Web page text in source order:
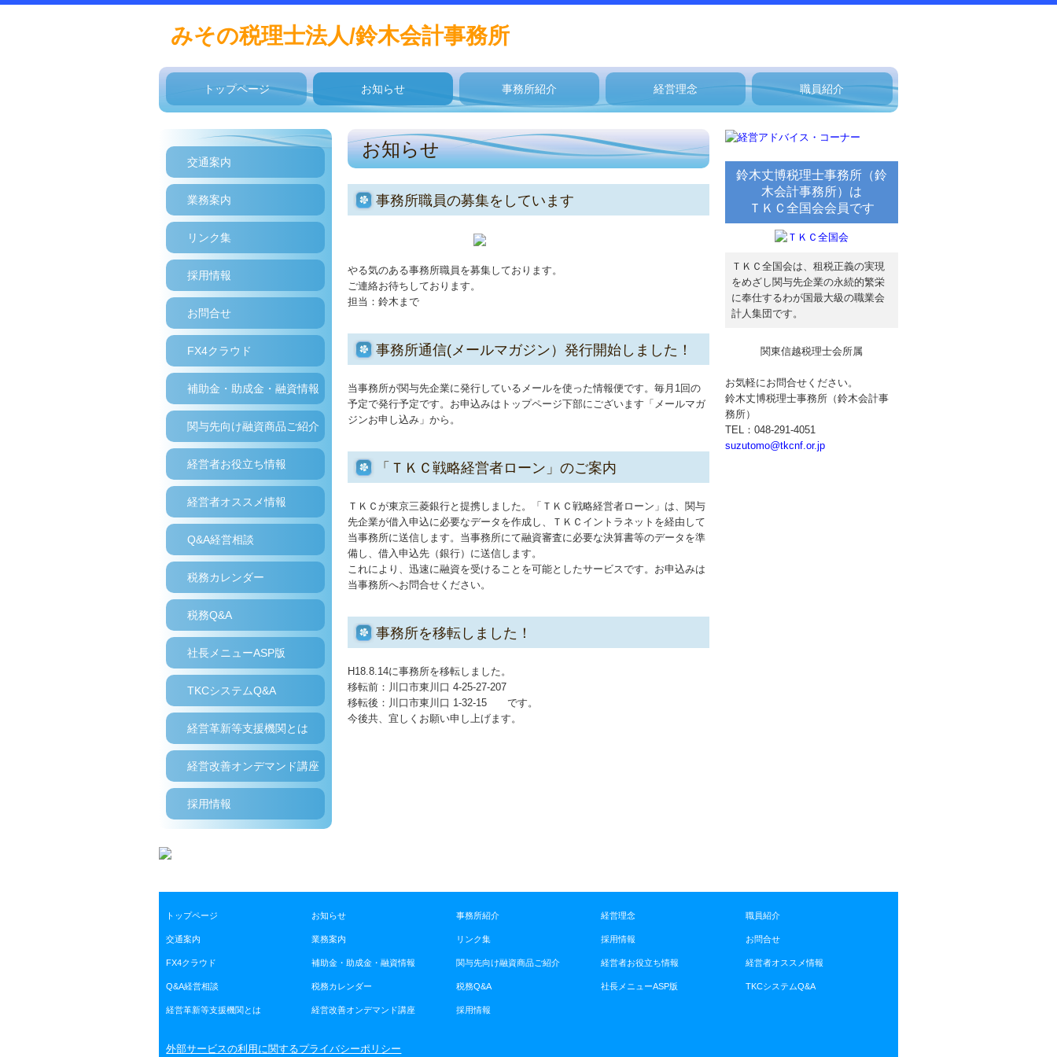
みその税理士法人/鈴木会計事務所
トップページ お知らせ 事務所紹介 経営理念 職員紹介
交通案内
業務案内
リンク集
採用情報
お問合せ
FX4クラウド
補助金・助成金・融資情報
関与先向け融資商品ご紹介
経営者お役立ち情報
経営者オススメ情報
Q&A経営相談
税務カレンダー
税務Q&A
社長メニューASP版
TKCシステムQ&A
経営革新等支援機関とは
経営改善オンデマンド講座
採用情報
お知らせ
事務所職員の募集をしています
やる気のある事務所職員を募集しております。
ご連絡お待ちしております。
担当：鈴木まで
事務所通信(メールマガジン）発行開始しました！
当事務所が関与先企業に発行しているメールを使った情報便です。毎月1回の
予定で発行予定です。お申込みはトップページ下部にございます「メールマガ
ジンお申し込み」から。
「ＴＫＣ戦略経営者ローン」のご案内
ＴＫＣが東京三菱銀行と提携しました。「ＴＫＣ戦略経営者ローン」は、関与
先企業が借入申込に必要なデータを作成し、ＴＫＣイントラネットを経由して
当事務所に送信します。当事務所にて融資審査に必要な決算書等のデータを準
備し、借入申込先（銀行）に送信します。
これにより、迅速に融資を受けることを可能としたサービスです。お申込みは
当事務所へお問合せください。
事務所を移転しました！
H18.8.14に事務所を移転しました。
移転前：川口市東川口 4-25-27-207
移転後：川口市東川口 1-32-15 です。
今後共、宜しくお願い申し上げます。
鈴木丈博税理士事務所（鈴
木会計事務所）は
ＴＫＣ全国会会員です
ＴＫＣ全国会は、租税正義の実現
をめざし関与先企業の永続的繁栄
に奉仕するわが国最大級の職業会
計人集団です。
関東信越税理士会所属
お気軽にお問合せください。
鈴木丈博税理士事務所（鈴木会計事
務所）
TEL：048-291-4051
suzutomo@tkcnf.or.jp
トップページ お知らせ 事務所紹介 経営理念 職員紹介
交通案内 業務案内 リンク集 採用情報 お問合せ
FX4クラウド 補助金・助成金・融資情報 関与先向け融資商品ご紹介 経営者お役立ち情報 経営者オススメ情報
Q&A経営相談 税務カレンダー 税務Q&A 社長メニューASP版 TKCシステムQ&A
経営革新等支援機関とは 経営改善オンデマンド講座 採用情報
外部サービスの利用に関するプライバシーポリシー